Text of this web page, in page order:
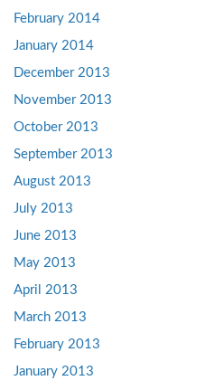
February 2014
January 2014
December 2013
November 2013
October 2013
September 2013
August 2013
July 2013
June 2013
May 2013
April 2013
March 2013
February 2013
January 2013